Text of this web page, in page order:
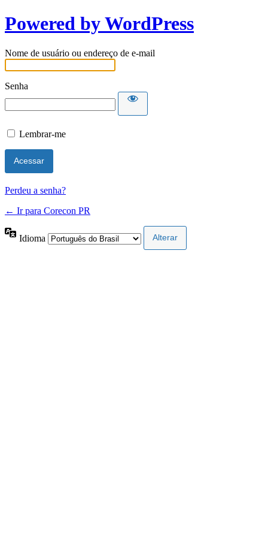
Powered by WordPress
Nome de usuário ou endereço de e-mail
Senha
Lembrar-me
Perdeu a senha?
← Ir para Corecon PR
Idioma